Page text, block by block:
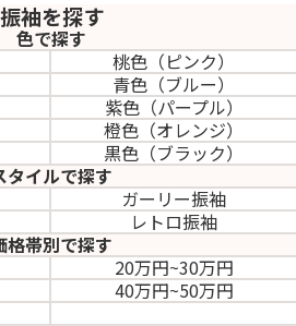
振袖を探す
色で探す
桃色（ピンク）
青色（ブルー）
紫色（パープル）
橙色（オレンジ）
黒色（ブラック）
タイルで探す
ガーリー振袖
レトロ振袖
格帯別で探す
20万円~30万円
40万円~50万円